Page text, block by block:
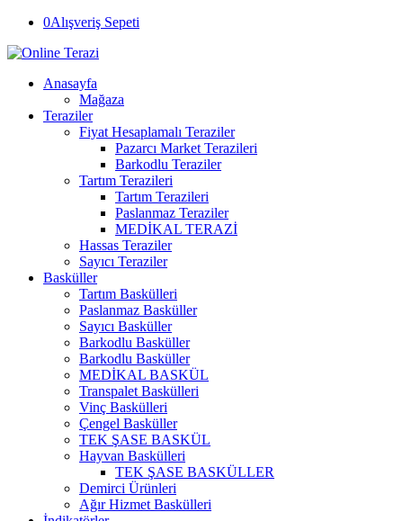
0Alışveriş Sepeti
Anasayfa
Mağaza
Teraziler
Fiyat Hesaplamalı Teraziler
Pazarcı Market Terazileri
Barkodlu Teraziler
Tartım Terazileri
Tartım Terazileri
Paslanmaz Teraziler
MEDİKAL TERAZİ
Hassas Teraziler
Sayıcı Teraziler
Basküller
Tartım Baskülleri
Paslanmaz Basküller
Sayıcı Basküller
Barkodlu Basküller
Barkodlu Basküller
MEDİKAL BASKÜL
Transpalet Baskülleri
Vinç Baskülleri
Çengel Basküller
TEK ŞASE BASKÜL
Hayvan Baskülleri
TEK ŞASE BASKÜLLER
Demirci Ürünleri
Ağır Hizmet Baskülleri